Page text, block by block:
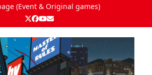
(Event & Original games)
Twitter
Facebook
YouTube
Email